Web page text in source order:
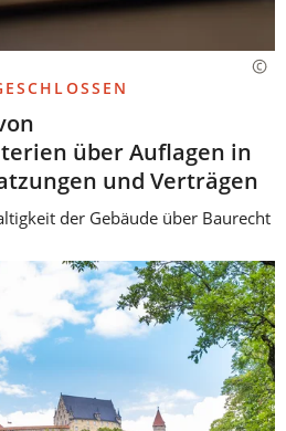
über Auflagen in
und Verträgen
der Gebäude über Baurecht